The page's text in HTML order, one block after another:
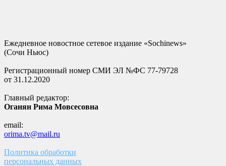
Ежедневное новостное сетевое издание «Sochinews»
(Сочи Ньюс)
Регистрационный номер СМИ ЭЛ №ФС 77-79728
от 31.12.2020
Главный редактор:
Оганян Рима Мовсесовна
email:
orima.tv@mail.ru
Политика обработки
персональных данных